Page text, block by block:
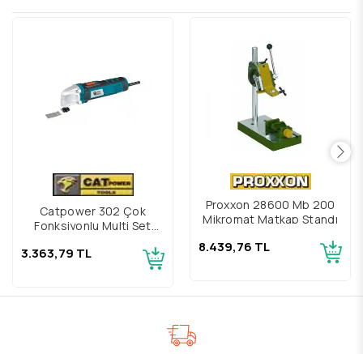
Catpower 302 Çok
Fonksiyonlu Multi Set
3.363,79 TL
Proxxon 28600 Mb 200
Mikromat Matkap Standı
8.439,76 TL